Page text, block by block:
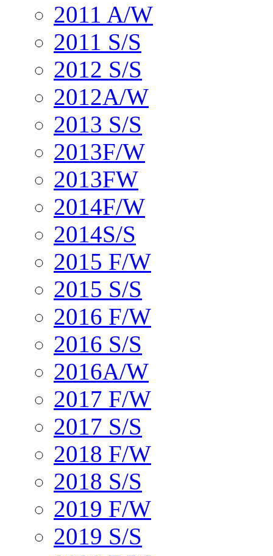
2011 A/W
2011 S/S
2012 S/S
2012A/W
2013 S/S
2013F/W
2013FW
2014F/W
2014S/S
2015 F/W
2015 S/S
2016 F/W
2016 S/S
2016A/W
2017 F/W
2017 S/S
2018 F/W
2018 S/S
2019 F/W
2019 S/S